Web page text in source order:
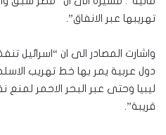
تهريبها عبر الانفاق”.
واشارت المصادر الى ان “اسرائيل
دول عربية يمر بها خط تهريب
ليبيا وحتى عبر البحر الاحمر
قريبة”.